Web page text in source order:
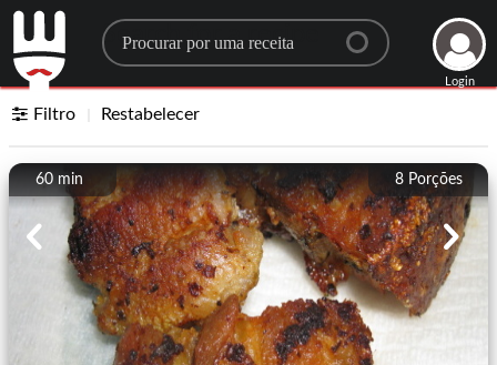
Search for a recipe
Login
Filtro Restabelecer
8 Porções
60 min